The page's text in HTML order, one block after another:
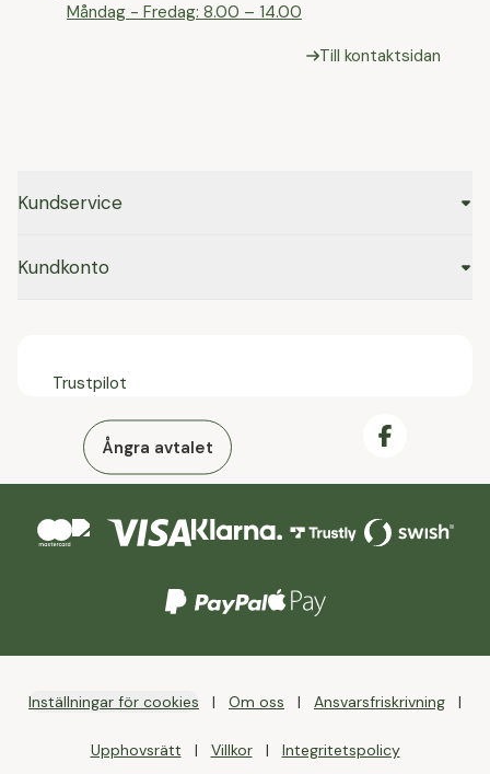
⁠Måndag - Fredag: 8.00 – 14.00
Till kontaktsidan
Kundservice
Kundkonto
Trustpilot
Ångra avtalet
Inställningar för cookies Om oss Ansvarsfriskrivning
Upphovsrätt Villkor Integritetspolicy